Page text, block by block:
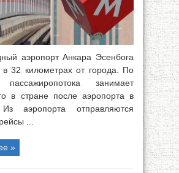
аэропорт Анкара Эсенбога
в 32 километрах от города. По
пассажиропотока занимает
в стране после аэропорта в
аэропорта отправляются
...
»